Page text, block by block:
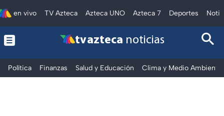
en vivo TV Azteca Azteca UNO Azteca 7 Deportes
tv azteca noticias
Política Finanzas Salud y Educación Clima y Medio Ambiente